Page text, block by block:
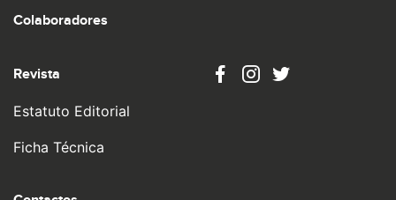
Colaboradores
Revista
Estatuto Editorial
Ficha Técnica